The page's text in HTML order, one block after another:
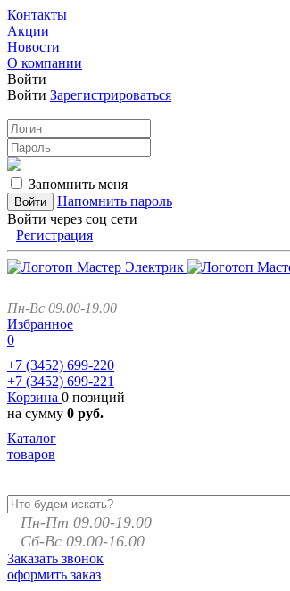
Контакты
Акции
Новости
О компании
Войти
Войти Зарегистрироваться
Запомнить меня
Напомнить пароль
Войти через соц сети
Регистрация
Пн-Вс 09.00-19.00
Избранное
0
+7 (3452) 699-220
+7 (3452) 699-221
Корзина 0 позиций
на сумму 0 руб.
Каталог
товаров
Пн-Пт 09.00-19.00
Сб-Вс 09.00-16.00
Заказать звонок
оформить заказ